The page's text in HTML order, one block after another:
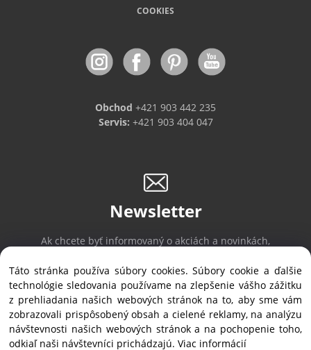
COOKIES
Obchod +421 903 442 235
Servis: +421 903 404 047
Newsletter
Ak chcete byť informovaný o akciách a novinkách,
Prihlásiť sa/ Odhlásiť sa
Táto stránka používa súbory cookies. Súbory cookie a ďalšie
technológie sledovania používame na zlepšenie vášho zážitku
z prehliadania našich webových stránok na to, aby sme vám
zobrazovali prispôsobený obsah a cielené reklamy, na analýzu
návštevnosti našich webových stránok a na pochopenie toho,
odkiaľ naši návštevníci prichádzajú. Viac informácií